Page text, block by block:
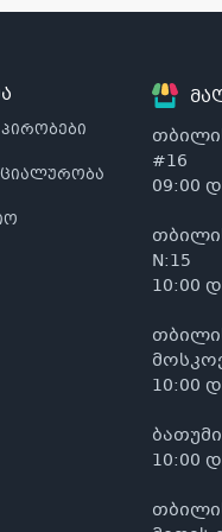
#16
09:00
N:15
10:00
10:00
10:00